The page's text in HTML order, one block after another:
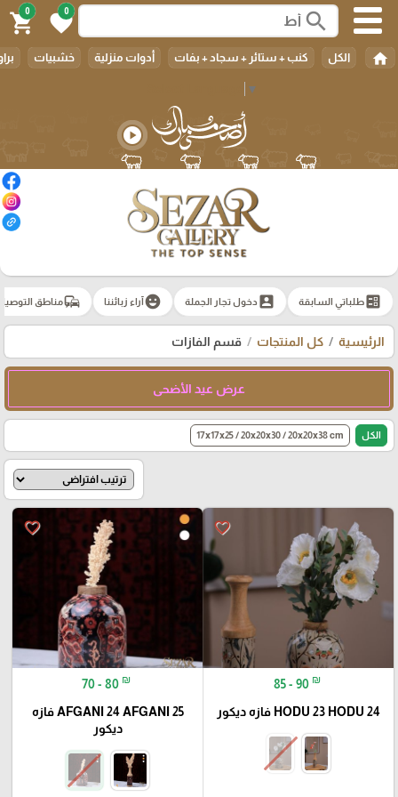
▼
search
0
favorite
0
shopping_cart
home الكل كنب + ستائر + سجاد + بفات أدوات منزلية خشبيات
play_circle
ballotطلباتي السابقة account_box دخول تجار الجملة emoji_emotionsآراء زبائننا commuteمناطق
الرئيسية كل المنتجات قسم الفازات
عرض عيد الأضحى
الكل 17x17x25 / 20x20x30 / 20x20x38 cm
favorite_border
85 - 90 ₪
HODU 23 HODU 24 فازه ديكور
favorite_border
70 - 80 ₪
AFGANI 24 AFGANI 25 فازه
ديكور